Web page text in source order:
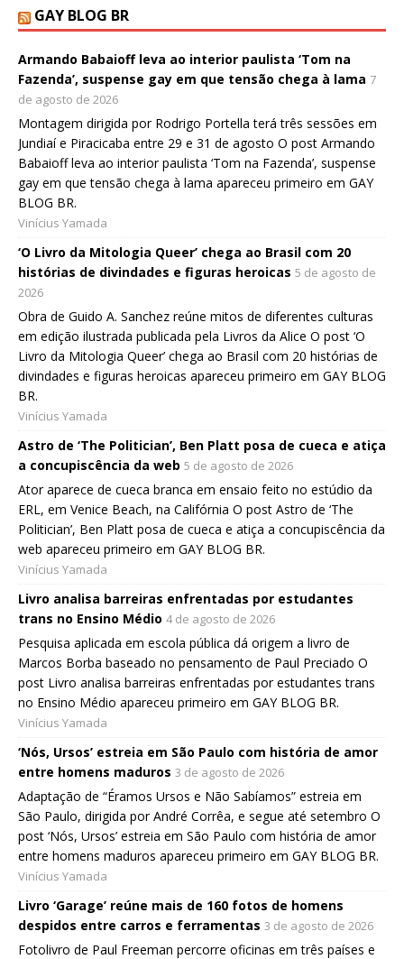
GAY BLOG BR
Armando Babaioff leva ao interior paulista ‘Tom na
Fazenda’, suspense gay em que tensão chega à lama 7
de agosto de 2026
Montagem dirigida por Rodrigo Portella terá três sessões em
Jundiaí e Piracicaba entre 29 e 31 de agosto O post Armando
Babaioff leva ao interior paulista ‘Tom na Fazenda’, suspense
gay em que tensão chega à lama apareceu primeiro em GAY
BLOG BR.
Vinícius Yamada
‘O Livro da Mitologia Queer’ chega ao Brasil com 20
histórias de divindades e figuras heroicas 5 de agosto de
2026
Obra de Guido A. Sanchez reúne mitos de diferentes culturas
em edição ilustrada publicada pela Livros da Alice O post ‘O
Livro da Mitologia Queer’ chega ao Brasil com 20 histórias de
divindades e figuras heroicas apareceu primeiro em GAY BLOG
BR.
Vinícius Yamada
Astro de ‘The Politician’, Ben Platt posa de cueca e atiça
a concupiscência da web 5 de agosto de 2026
Ator aparece de cueca branca em ensaio feito no estúdio da
ERL, em Venice Beach, na Califórnia O post Astro de ‘The
Politician’, Ben Platt posa de cueca e atiça a concupiscência da
web apareceu primeiro em GAY BLOG BR.
Vinícius Yamada
Livro analisa barreiras enfrentadas por estudantes
trans no Ensino Médio 4 de agosto de 2026
Pesquisa aplicada em escola pública dá origem a livro de
Marcos Borba baseado no pensamento de Paul Preciado O
post Livro analisa barreiras enfrentadas por estudantes trans
no Ensino Médio apareceu primeiro em GAY BLOG BR.
Vinícius Yamada
‘Nós, Ursos’ estreia em São Paulo com história de amor
entre homens maduros 3 de agosto de 2026
Adaptação de “Éramos Ursos e Não Sabíamos” estreia em
São Paulo, dirigida por André Corrêa, e segue até setembro O
post ‘Nós, Ursos’ estreia em São Paulo com história de amor
entre homens maduros apareceu primeiro em GAY BLOG BR.
Vinícius Yamada
Livro ‘Garage’ reúne mais de 160 fotos de homens
despidos entre carros e ferramentas 3 de agosto de 2026
Fotolivro de Paul Freeman percorre oficinas em três países e